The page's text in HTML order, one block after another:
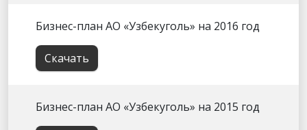
Бизнес-план АО «Узбекуголь» на 2016 год
Скачать
Бизнес-план АО «Узбекуголь» на 2015 год